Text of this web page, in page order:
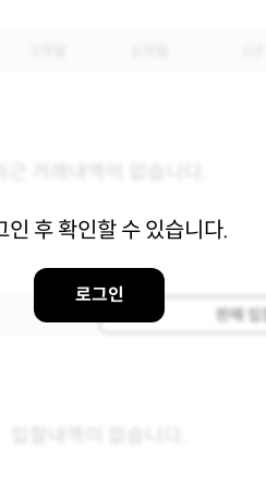
인 후 확인할 수 있습니다.
로그인
판매 입